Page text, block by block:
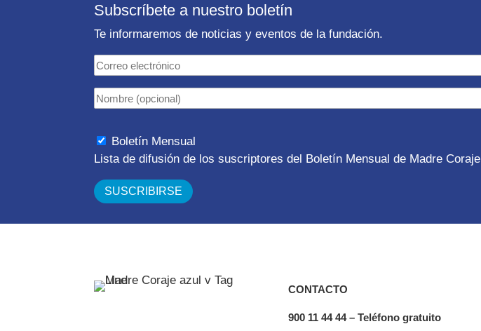
Subscríbete a nuestro boletín
Te informaremos de noticias y eventos de la fundación.
Boletín Mensual
Lista de difusión de los suscriptores del Boletín Mensual de Madre Coraje
CONTACTO
900 11 44 44 – Teléfono gratuito